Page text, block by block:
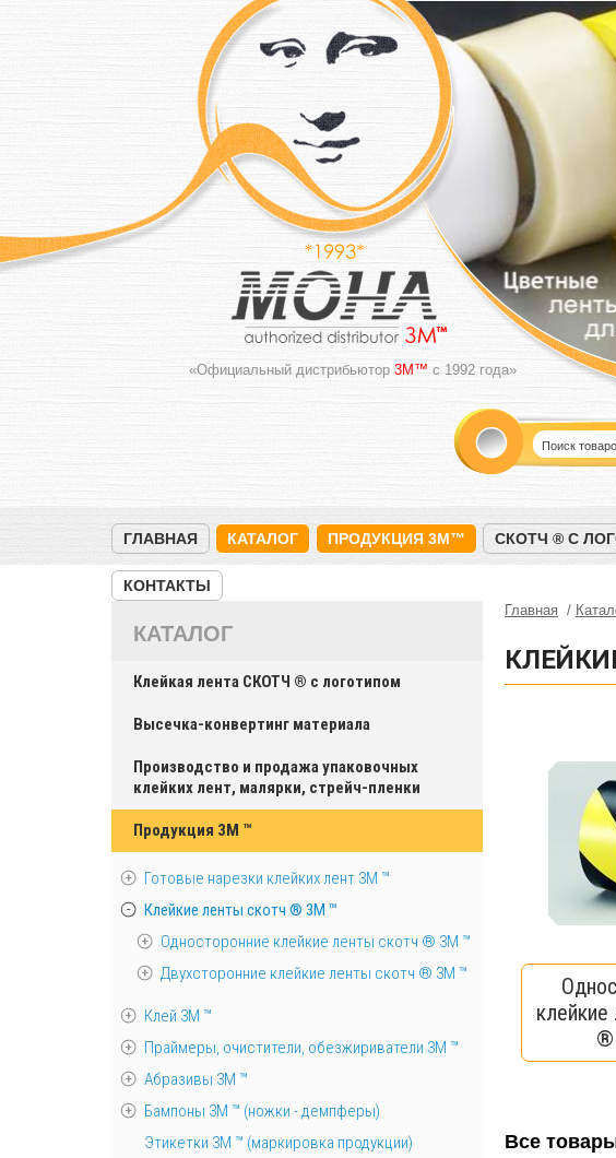
«Официальный дистрибьютор 3M™ с 1992 года»
ГЛАВНАЯ КАТАЛОГ ПРОДУКЦИЯ 3M™ СКОТЧ ® С
КОНТАКТЫ
Главная
клейкие
®
Все
КАТАЛОГ
Клейкая лента СКОТЧ ® с логотипом
Высечка-конвертинг материала
Производство и продажа упаковочных
клейких лент, малярки, стрейч-пленки
Продукция 3M ™
Готовые нарезки клейких лент 3M ™
Клейкие ленты скотч ® 3M ™
Односторонние клейкие ленты скотч ® 3M ™
Двухсторонние клейкие ленты скотч ® 3M ™
Клей 3М ™
Праймеры, очистители, обезжириватели 3М ™
Абразивы 3М ™
Бампоны 3М ™ (ножки - демпферы)
Этикетки 3М ™ (маркировка продукции)